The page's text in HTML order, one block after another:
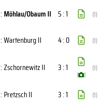
: Möhlau/Obaum II 5 : 1 (1)
:Wartenburg II 4 : 0 (1)
:Zschornewitz II 3 : 1
( )
(1)
: Pretzsch II 3 : 1 (1)